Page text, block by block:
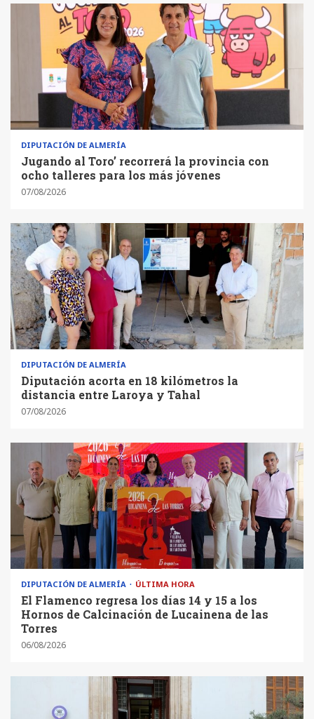
DIPUTACIÓN DE ALMERÍA
Jugando al Toro’ recorrerá la provincia con
ocho talleres para los más jóvenes
07/08/2026
DIPUTACIÓN DE ALMERÍA
Diputación acorta en 18 kilómetros la
distancia entre Laroya y Tahal
07/08/2026
DIPUTACIÓN DE ALMERÍA ÚLTIMA HORA
El Flamenco regresa los días 14 y 15 a los
Hornos de Calcinación de Lucainena de las
Torres
06/08/2026